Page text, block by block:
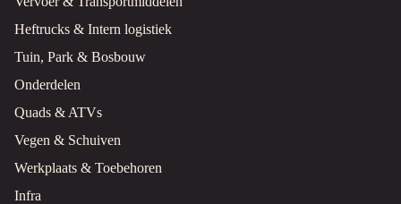
Heftrucks & Intern logistiek
Tuin, Park & Bosbouw
Onderdelen
Quads & ATVs
Vegen & Schuiven
Werkplaats & Toebehoren
Infra